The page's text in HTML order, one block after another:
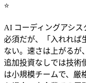
⭐
AI コーディングアシス
必須だが、「入れれば
ない。速さは上がるが
追加投資なしでは技術
は小規模チームで、厳